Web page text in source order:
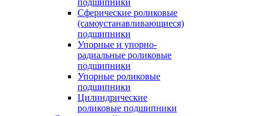
подшипники
Сферические роликовые
(самоустанавливающиеся)
подшипники
Упорные и упорно-
радиальные роликовые
подшипники
Упорные роликовые
подшипники
Цилиндрические
роликовые подшипники